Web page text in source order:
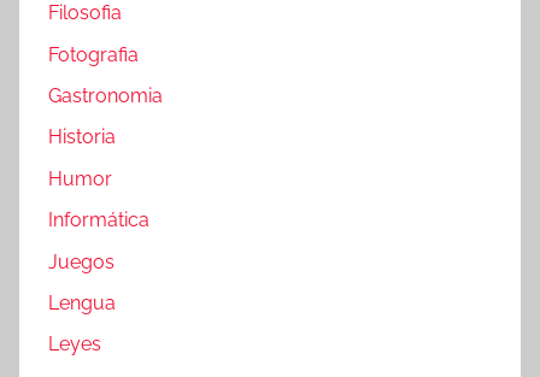
Filosofia
Fotografia
Gastronomia
Historia
Humor
Informática
Juegos
Lengua
Leyes